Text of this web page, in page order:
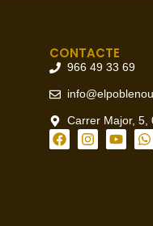
CONTACTE
966 49 33 69
Carrer Major, 5,